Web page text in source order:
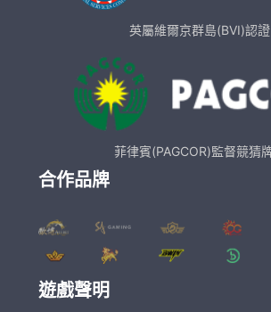
英屬維爾京群島(BVI)認證
菲律賓(PAGCOR)監督競猜
合作品牌
遊戲聲明